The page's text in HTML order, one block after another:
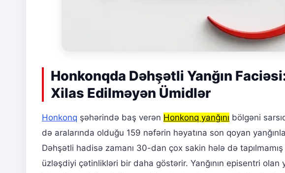
Honkonqda Dəhşətli Yanğın
Xilas Edilməyən Ümidlər
Honkonq şəhərində baş verən Honkonq yanğını bölgəni
də aralarında olduğu 159 nəfərin həyatına son qoyan
Dəhşətli hadisə zamanı 30-dan çox sakin hələ də tapılmamış
üzləşdiyi çətinlikləri bir daha göstərir. Yanğının episentri olan